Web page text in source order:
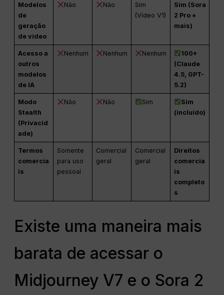
Modelos
de
geração
de vídeo
Não Não
Sim
(Vídeo V1)
Sim (Sora
2 Pro +
mais)
Acesso a
outros
modelos
de IA
Nenhum Nenhum Nenhum
100+
(Claude
4.5, GPT-
5.2)
Modo
Stealth
(Privacid
ade)
Não Não Sim
Sim
(incluído)
Termos
comercia
is
Somente
para uso
pessoal
Comercial
geral
Comercial
geral
Direitos
comercia
is
completo
s
Existe uma maneira mais
barata de acessar o
Midjourney V7 e o Sora 2